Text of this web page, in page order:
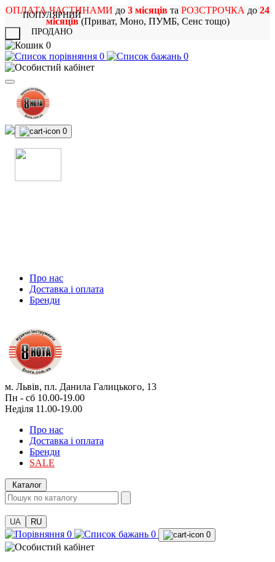
ОПЛАТА ЧАСТИНАМИ до 3 місяців та РОЗСТРОЧКА до 24
місяців(Приват, Моно, ПУМБ, Сенс тощо)
0
0
0
0
Про нас
Доставка і оплата
Бренди
м. Львів, пл. Данила Галицького, 13
Пн - сб 10.00-19.00
Неділя 11.00-19.00
Про нас
Доставка і оплата
Бренди
SALE
Каталог
UA RU
0 0 0
ПОПУЛЯРНИЙ
ПРОДАНО